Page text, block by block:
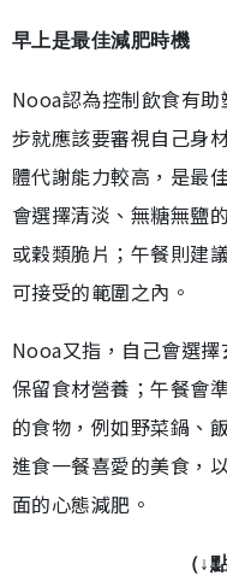
早上是最佳減肥時機
Nooa認為控制飲食有
步就應該要審視自己身
體代謝能力較高，是最
會選擇清淡、無糖無鹽
或穀類脆片；午餐則建
可接受的範圍之內。
Nooa又指，自己會選
保留食材營養；午餐會
的食物，例如野菜鍋、
進食一餐喜愛的美食，
面的心態減肥。
（↓